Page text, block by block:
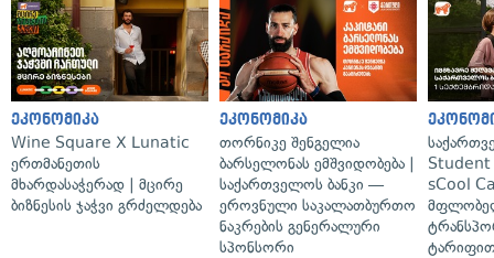
ეკონომიკა
Wine Square X Lunatic
ერთმანეთის
მხარდასაჭერად | მცირე
ბიზნესის ჯაჭვი გრძელდება
ეკონომიკა
თორნიკე შენგელია
ბარსელონას ემშვიდობება |
საქართველოს ბანკი —
ეროვნული საკალათბურთო
ნაკრების გენერალური
სპონსორი
Student
sCool